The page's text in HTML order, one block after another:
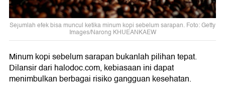
Sejumlah efek bisa muncul ketika minum kopi sebelum sarapan. Foto: Getty
Images/Narong KHUEANKAEW
Minum kopi sebelum sarapan bukanlah pilihan tepat.
Dilansir dari halodoc.com, kebiasaan ini dapat
menimbulkan berbagai risiko gangguan kesehatan.